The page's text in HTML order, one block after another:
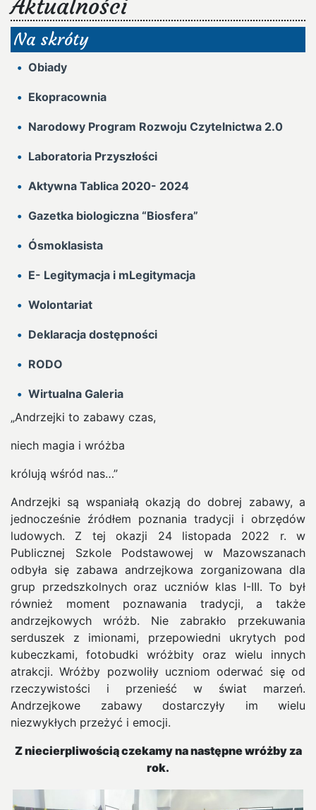
Aktualności
Na skróty
Obiady
Ekopracownia
Narodowy Program Rozwoju Czytelnictwa 2.0
Laboratoria Przyszłości
Aktywna Tablica 2020- 2024
Gazetka biologiczna “Biosfera”
Ósmoklasista
E- Legitymacja i mLegitymacja
Wolontariat
Deklaracja dostępności
RODO
Wirtualna Galeria
„Andrzejki to zabawy czas,
niech magia i wróżba
królują wśród nas…”
Andrzejki są wspaniałą okazją do dobrej zabawy, a
jednocześnie źródłem poznania tradycji i obrzędów
ludowych. Z tej okazji 24 listopada 2022 r. w
Publicznej Szkole Podstawowej w Mazowszanach
odbyła się zabawa andrzejkowa zorganizowana dla
grup przedszkolnych oraz uczniów klas I-III. To był
również moment poznawania tradycji, a także
andrzejkowych wróżb. Nie zabrakło przekuwania
serduszek z imionami, przepowiedni ukrytych pod
kubeczkami, fotobudki wróżbity oraz wielu innych
atrakcji. Wróżby pozwoliły uczniom oderwać się od
rzeczywistości i przenieść w świat marzeń.
Andrzejkowe zabawy dostarczyły im wielu
niezwykłych przeżyć i emocji.
Z niecierpliwością czekamy na następne wróżby za
rok.